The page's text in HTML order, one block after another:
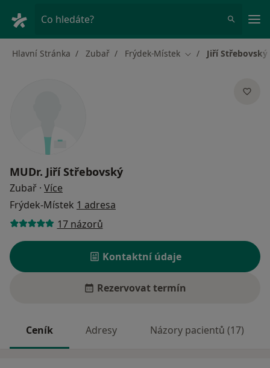
Co hledáte?
Hlavní Stránka Zubař Frýdek-Místek Změna města
Jiří Střebovský
MUDr. Jiří Střebovský
Zubař · Více
Frýdek-Místek 1 adresa
17 názorů
Kontaktní údaje
Rezervovat termín
Ceník Adresy Názory pacientů (17)